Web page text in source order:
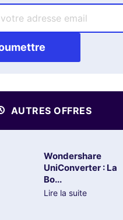
AUTRES OFFRES
Wondershare
UniConverter : La
Bo...
Lire la suite